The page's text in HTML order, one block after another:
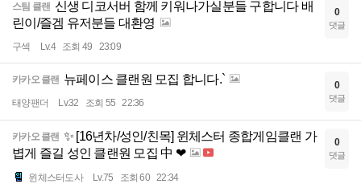
스팀 클랜 신생 디코서버 함께 키워나가실분들 구합니다 배
린이/즐겜 유저분들 대환영
구섹 Lv.4 조회 49 23:09
0
댓글
카카오 클랜 뉴페이스 클랜원 모집 합니다.`
태양팬더 Lv.32 조회 55 22:36
0
댓글
카카오 클랜 ✨ [16년차/성인/친목] 윈체스터 종합게임클랜 가
볍게 즐길 성인 클랜원 모집 中 ❤
윈체스터도사 Lv.75 조회 60 22:34
0
댓글